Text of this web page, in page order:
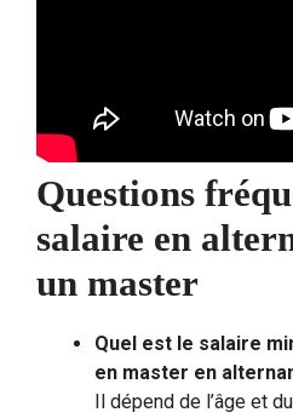
Questions
salaire en
un master
Quel est le salaire
en master en
Il dépend de l’âge et